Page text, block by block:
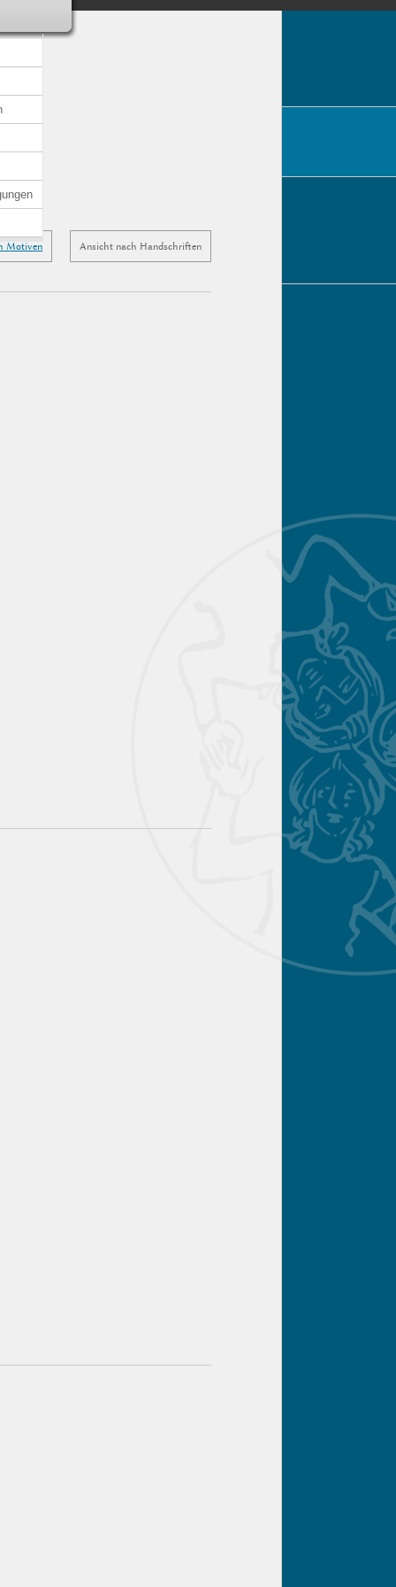
Ansicht nach Handschriften
Motiven